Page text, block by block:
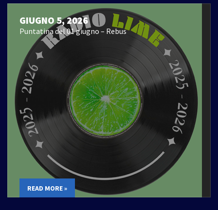
GIUGNO 5, 2026
Puntatina del 01 giugno – Rebus
READ MORE »